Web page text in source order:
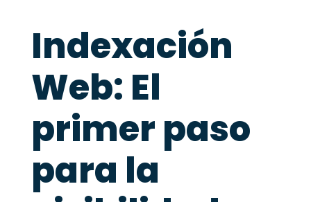
Indexación
Web: El
primer paso
para la